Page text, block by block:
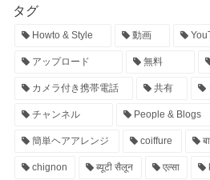
タグ
Howto & Style 動画
アップロード 無料
カメラ付き携帯電話 共有
チャンネル People & Blogs
簡単ヘアアレンジ coiffure
chignon ब्यूटी सैलून एल्सा